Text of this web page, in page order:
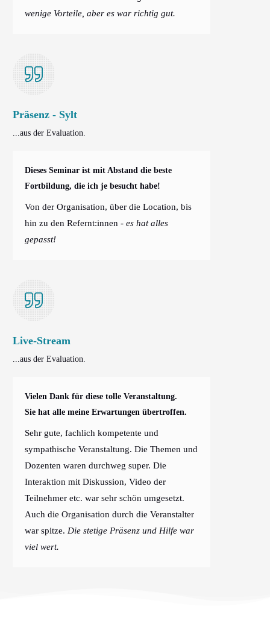
wenige Vorteile, aber es war richtig gut.
Präsenz - Sylt
...aus der Evaluation.
Dieses Seminar ist mit Abstand die beste
Fortbildung, die ich je besucht habe!
Von der Organisation, über die Location, bis
hin zu den Refernt:innen - es hat alles
gepasst!
Live-Stream
...aus der Evaluation.
Vielen Dank für diese tolle Veranstaltung.
Sie hat alle meine Erwartungen übertroffen.
Sehr gute, fachlich kompetente und
sympathische Veranstaltung. Die Themen und
Dozenten waren durchweg super. Die
Interaktion mit Diskussion, Video der
Teilnehmer etc. war sehr schön umgesetzt.
Auch die Organisation durch die Veranstalter
war spitze. Die stetige Präsenz und Hilfe war
viel wert.